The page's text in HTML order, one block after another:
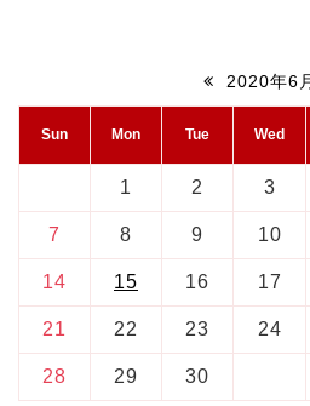
2020年6
Sun Mon Tue Wed
1 2 3
7 8 9 10
14 15 16 17
21 22 23 24
28 29 30